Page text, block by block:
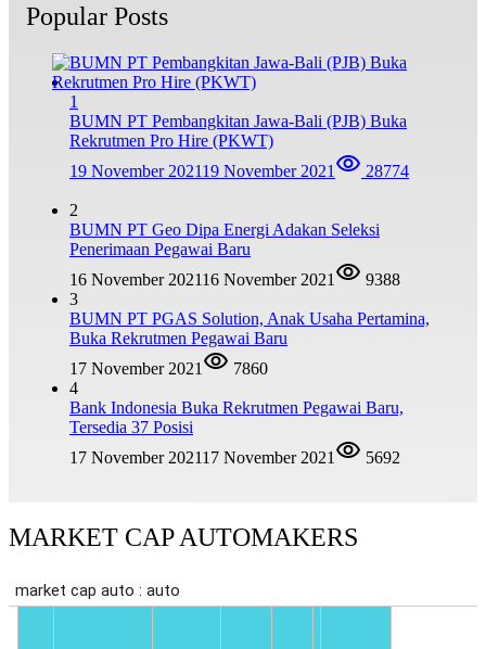
Popular Posts
1
BUMN PT Pembangkitan Jawa-Bali (PJB) Buka
Rekrutmen Pro Hire (PKWT)
19 November 202119 November 2021 28774
2
BUMN PT Geo Dipa Energi Adakan Seleksi
Penerimaan Pegawai Baru
16 November 202116 November 2021
9388
3
BUMN PT PGAS Solution, Anak Usaha Pertamina,
Buka Rekrutmen Pegawai Baru
17 November 2021
7860
4
Bank Indonesia Buka Rekrutmen Pegawai Baru,
Tersedia 37 Posisi
17 November 202117 November 2021 5692
MARKET CAP AUTOMAKERS